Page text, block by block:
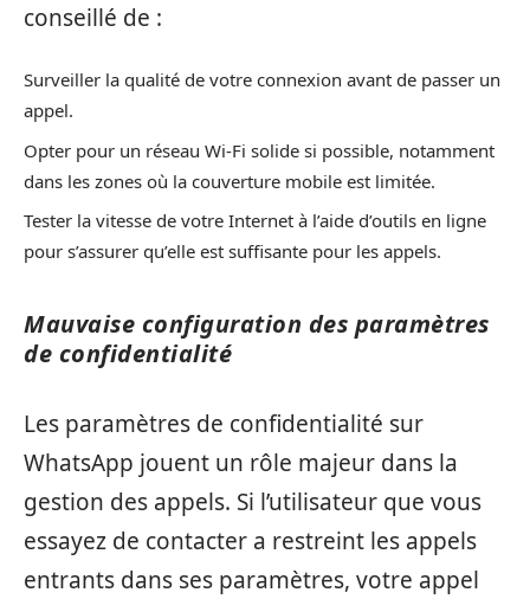
conseillé de :
Surveiller la qualité de votre connexion avant de passer un
appel.
Opter pour un réseau Wi-Fi solide si possible, notamment
dans les zones où la couverture mobile est limitée.
Tester la vitesse de votre Internet à l’aide d’outils en ligne
pour s’assurer qu’elle est suffisante pour les appels.
Mauvaise configuration des paramètres
de confidentialité
Les paramètres de confidentialité sur
WhatsApp jouent un rôle majeur dans la
gestion des appels. Si l’utilisateur que vous
essayez de contacter a restreint les appels
entrants dans ses paramètres, votre appel